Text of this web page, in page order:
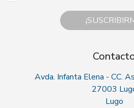
Avda. Infanta Elena - CC.
27003
Lugo